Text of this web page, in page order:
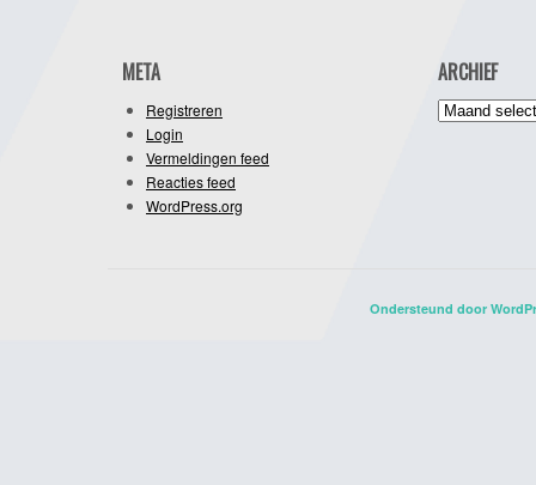
META
Registreren
Login
Vermeldingen feed
Reacties feed
WordPress.org
ARCHIEF
Archief
Ondersteund door